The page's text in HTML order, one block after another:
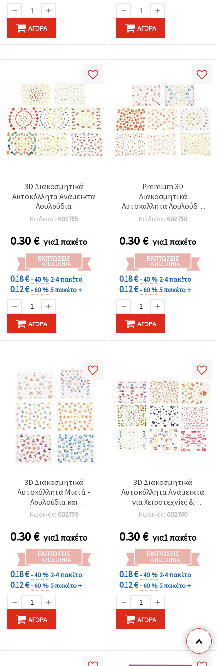
ΑΓΟΡΆ ΑΓΟΡΆ
3D Διακοσμητικά
Αυτοκόλλητα Ανάμεικτα
Λουλούδια
Κωδικός: 602755
0.30€ για1 πακέτο
ΕΚΠΤΏΣΕΙΣ
ΓΙΑ ΠΟΣΌΤΗΤΑ
0.18 €- 40 % 2-4 πακέτο
0.12 €- 60 %5 πακέτο +
ΑΓΟΡΆ
Premium 3D
Διακοσμητικά
Αυτοκόλλητα Λουλούδια
Μιξ – Πολύχρωμα
Αυτοκόλλητα
Λουλουδιών για
Χειροτεχνίες,
Scrapbooking &
Διακόσμηση Σπιτιού
Κωδικός: 602758
0.30€ για1 πακέτο
ΕΚΠΤΏΣΕΙΣ
ΓΙΑ ΠΟΣΌΤΗΤΑ
0.18 €- 40 % 2-4 πακέτο
0.12 €- 60 %5 πακέτο +
ΑΓΟΡΆ
3D Διακοσμητικά
Αυτοκόλλητα Μικτά -
Λουλούδια και
Πεταλούδες
Κωδικός: 602759
0.30€ για1 πακέτο
ΕΚΠΤΏΣΕΙΣ
ΓΙΑ ΠΟΣΌΤΗΤΑ
0.18 €- 40 % 2-4 πακέτο
0.12 €- 60 %5 πακέτο +
ΑΓΟΡΆ
3D Διακοσμητικά
Αυτοκόλλητα Ανάμεικτα
για Χειροτεχνίες &
Scrapbooking
Κωδικός: 602760
0.30€ για1 πακέτο
ΕΚΠΤΏΣΕΙΣ
ΓΙΑ ΠΟΣΌΤΗΤΑ
0.18 €- 40 % 2-4 πακέτο
0.12 €- 60 %5 πακέτο +
ΑΓΟΡΆ